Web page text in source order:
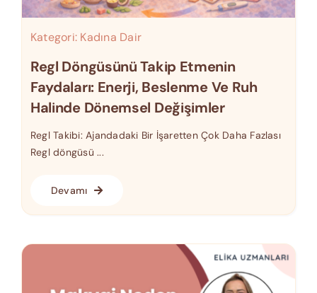
Kategori: Kadına Dair
Regl Döngüsünü Takip Etmenin
Faydaları: Enerji, Beslenme Ve Ruh
Halinde Dönemsel Değişimler
Regl Takibi: Ajandadaki Bir İşaretten Çok Daha Fazlası
Regl döngüsü ...
Devamı